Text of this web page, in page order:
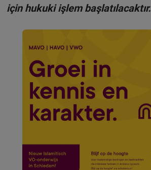
için hukuki işlem başlatılacaktır.